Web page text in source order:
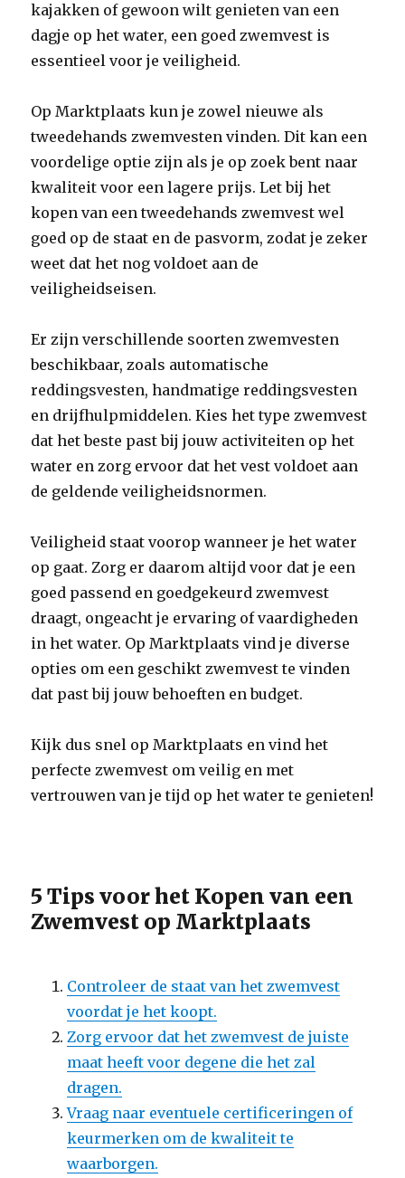
kajakken of gewoon wilt genieten van een
dagje op het water, een goed zwemvest is
essentieel voor je veiligheid.
Op Marktplaats kun je zowel nieuwe als
tweedehands zwemvesten vinden. Dit kan een
voordelige optie zijn als je op zoek bent naar
kwaliteit voor een lagere prijs. Let bij het
kopen van een tweedehands zwemvest wel
goed op de staat en de pasvorm, zodat je zeker
weet dat het nog voldoet aan de
veiligheidseisen.
Er zijn verschillende soorten zwemvesten
beschikbaar, zoals automatische
reddingsvesten, handmatige reddingsvesten
en drijfhulpmiddelen. Kies het type zwemvest
dat het beste past bij jouw activiteiten op het
water en zorg ervoor dat het vest voldoet aan
de geldende veiligheidsnormen.
Veiligheid staat voorop wanneer je het water
op gaat. Zorg er daarom altijd voor dat je een
goed passend en goedgekeurd zwemvest
draagt, ongeacht je ervaring of vaardigheden
in het water. Op Marktplaats vind je diverse
opties om een geschikt zwemvest te vinden
dat past bij jouw behoeften en budget.
Kijk dus snel op Marktplaats en vind het
perfecte zwemvest om veilig en met
vertrouwen van je tijd op het water te genieten!
5 Tips voor het Kopen van een
Zwemvest op Marktplaats
Controleer de staat van het zwemvest
voordat je het koopt.
Zorg ervoor dat het zwemvest de juiste
maat heeft voor degene die het zal
dragen.
Vraag naar eventuele certificeringen of
keurmerken om de kwaliteit te
waarborgen.